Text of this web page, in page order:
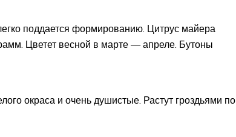
поддается формированию. Цитрус майера
Цветет весной в марте — апреле. Бутоны
окраса и очень душистые. Растут гроздьями по